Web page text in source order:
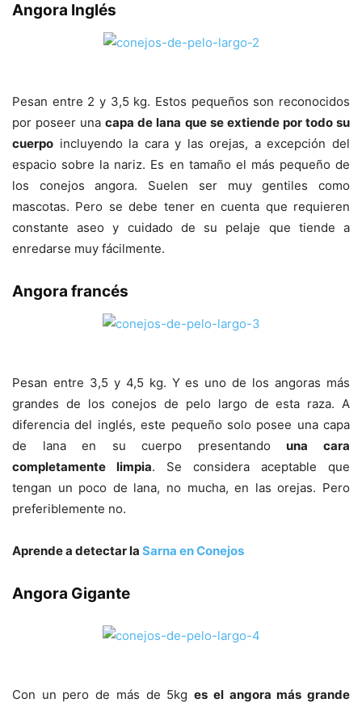
Angora Inglés
Pesan entre 2 y 3,5 kg. Estos pequeños son reconocidos
por poseer unacapa de lana que se extiende por todo su
cuerpo incluyendo la cara y las orejas, a excepción del
espacio sobre la nariz. Es en tamaño el más pequeño de
los conejos angora. Suelen ser muy gentiles como
mascotas. Pero se debe tener en cuenta que requieren
constante aseo y cuidado de su pelaje que tiende a
enredarse muy fácilmente.
Angora francés
Pesan entre 3,5 y 4,5 kg. Y es uno de los angoras más
grandes de los conejos de pelo largo de esta raza. A
diferencia del inglés, este pequeño solo posee una capa
de lana en su cuerpo presentandouna cara
completamente limpia. Se considera aceptable que
tengan un poco de lana, no mucha, en las orejas. Pero
preferiblemente no.
Aprende a detectar la Sarna en Conejos
Angora Gigante
Con un pero de más de 5kges el angora más grande